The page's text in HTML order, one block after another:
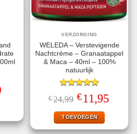
Huidige
prijs
VERZORGING
WELEDA – Verstevigende
Nachtcrème – Granaatappel
& Maca – 40ml – 100%
natuurlijk
Gewaardeerd
5.00uit 5
€24,99 Oorspronkelijke
prijs
was:
€24,99.
€11,95prijs
TOEVOEGEN